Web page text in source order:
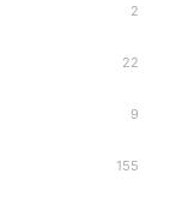
2
22
9
155